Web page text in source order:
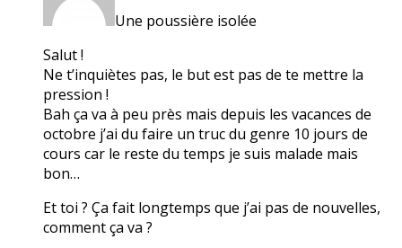
Une poussière isolée
Salut !
Ne t’inquiètes pas, le but est pas de te mettre la
pression !
Bah ça va à peu près mais depuis les vacances de
octobre j’ai du faire un truc du genre 10 jours de
cours car le reste du temps je suis malade mais
bon…
Et toi ? Ça fait longtemps que j’ai pas de nouvelles,
comment ça va ?